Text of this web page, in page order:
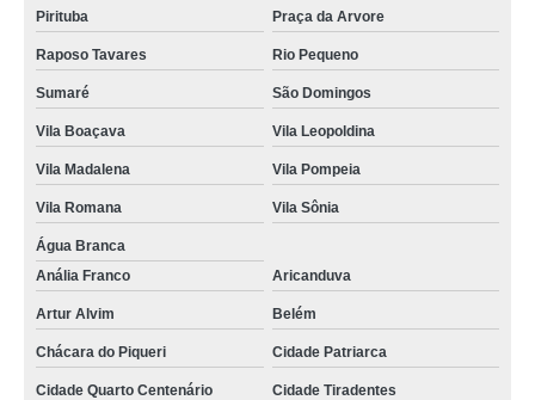
Pirituba Praça da Arvore
Raposo Tavares Rio Pequeno
Sumaré São Domingos
Vila Boaçava Vila Leopoldina
Vila Madalena Vila Pompeia
Vila Romana Vila Sônia
Água Branca
Anália Franco
Aricanduva
Artur Alvim Belém
Chácara do Piqueri Cidade Patriarca
Cidade Quarto Centenário Cidade Tiradentes